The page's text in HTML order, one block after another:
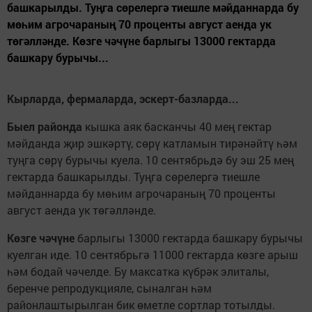
башкарылды. Туңга сөрелергә тиешле мәйданнарда бу
мөһим агрочараның 70 проценты август аенда ук
төгәлләнде. Көзге чәчүне барлыгы 13000 гектарда
башкару бурычы...
Кырларда, фермаларда, эскерт-базларда...
Быел районда кышка аяк басканчы 40 мең гектар
мәйданда җир эшкәртү, сөрү катламын тирәнәйтү һәм
туңга сөрү бурычы куела. 10 сентябрьдә бу эш 25 мең
гектарда башкарылды. Туңга сөрелергә тиешле
мәйданнарда бу мөһим агрочараның 70 проценты
август аенда ук төгәлләнде.
Көзге чәчүне барлыгы 13000 гектарда башкару бурычы
куелган иде. 10 сентябрьгә 11000 гектарда көзге арыш
һәм бодай чәчелде. Бу максатка күбрәк элиталы,
беренче репродукцияле, сыналган һәм
районлаштырылган бик өметле сортлар тотылды.